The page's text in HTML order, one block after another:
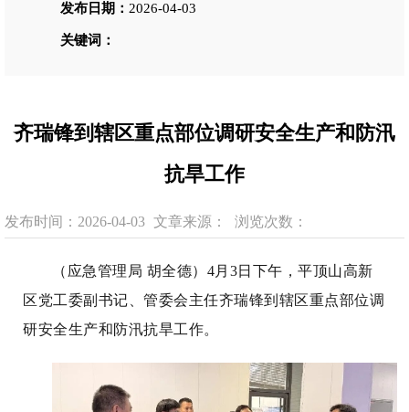
发布日期： 2026-04-03
关键词：
齐瑞锋到辖区重点部位调研安全生产和防汛
抗旱工作
发布时间：2026-04-03 文章来源： 浏览次数：
（应急管理局 胡全德）4月3日下午，平顶山高新
区党工委副书记、管委会主任齐瑞锋到辖区重点部位调
研安全生产和防汛抗旱工作。